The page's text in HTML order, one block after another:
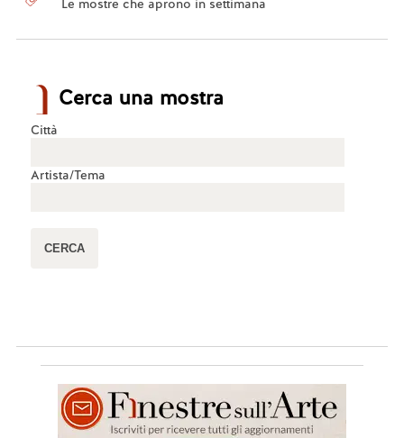
Le mostre che aprono in settimana
Cerca una mostra
Città
Artista/Tema